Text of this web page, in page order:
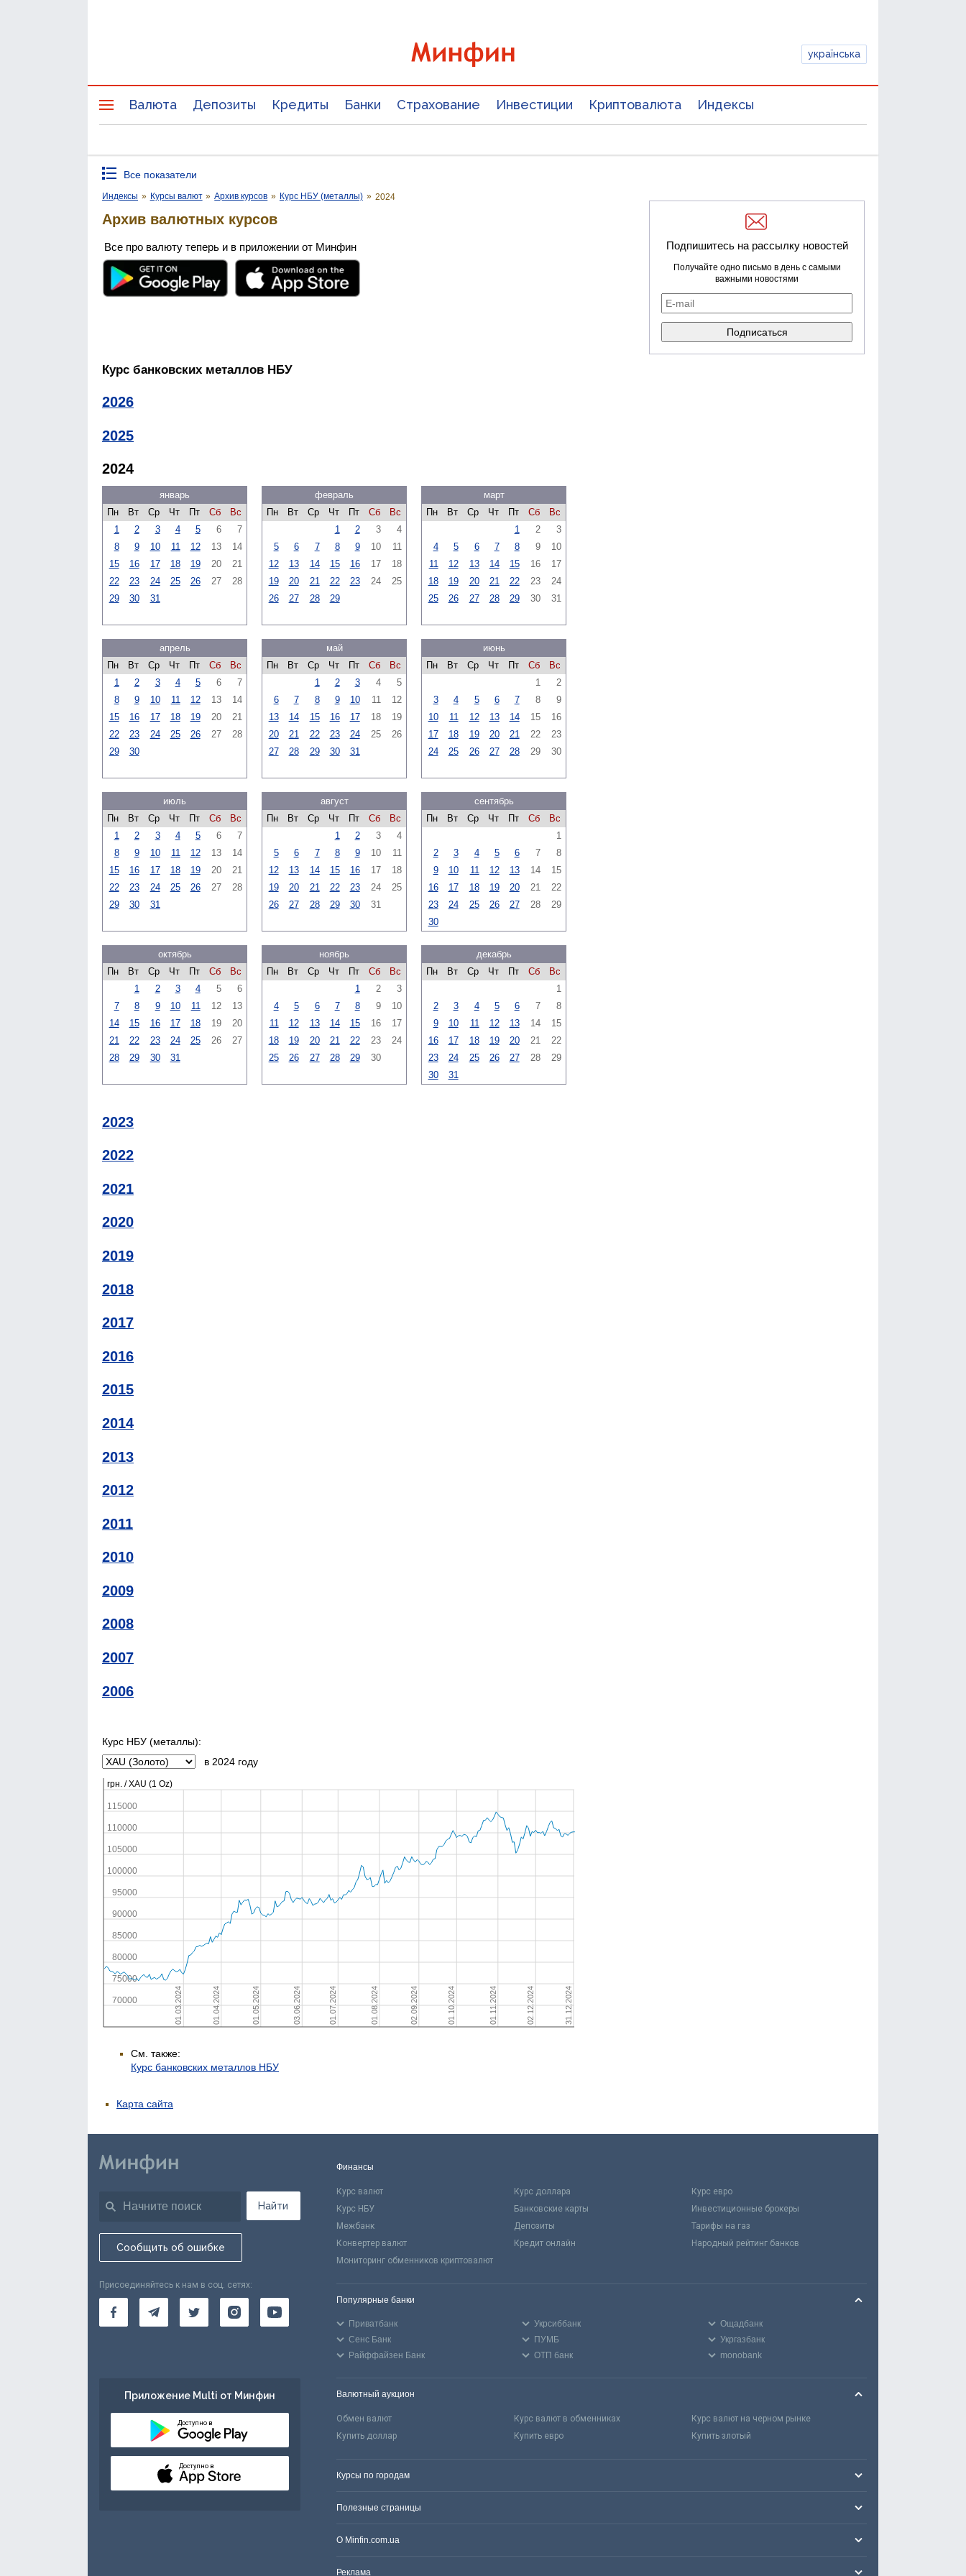
українська
Валюта Депозиты Кредиты Банки Страхование Инвестиции Криптовалюта Индексы
Все показатели
Индексы » Курсы валют » Архив курсов » Курс НБУ (металлы) » 2024
Архив валютных курсов
Все про валюту теперь и в приложении от Минфин
Курс банковских металлов НБУ
2026
2025
2024
январь
Пн
Вт Ср Чт Пт Сб
Вс
1
2 3 4 5 6
7
8
9 10 11 12 13
14
15
16 17 18 19 20
21
22
23 24 25 26 27
28
29
30 31
февраль
Пн
Вт Ср Чт Пт Сб
Вс
1
2 3
4
5
6 7 8 9 10
11
12
13 14 15 16 17
18
19
20 21 22 23 24
25
26
27 28 29
март
Пн
Вт Ср Чт Пт Сб
Вс
1
2
3
4
5 6 7 8 9
10
11
12 13 14 15 16
17
18
19 20 21 22 23
24
25
26 27 28 29 30 31
апрель
Пн
Вт Ср Чт Пт Сб
Вс
1
2 3 4 5 6
7
8
9 10 11 12 13
14
15
16 17 18 19 20
21
22
23 24 25 26 27
28
29
30
май
Пн
Вт Ср Чт Пт Сб
Вс
1
2 3 4
5
6
7 8 9 10 11
12
13
14 15 16 17 18
19
20
21 22 23 24 25
26
27
28 29 30 31
июнь
Пн
Вт Ср Чт Пт Сб
Вс
1
2
3
4 5 6 7 8
9
10
11 12 13 14 15
16
17
18 19 20 21 22
23
24
25 26 27 28 29 30
июль
Пн
Вт Ср Чт Пт Сб
Вс
1
2 3 4 5 6
7
8
9 10 11 12 13
14
15
16 17 18 19 20
21
22
23 24 25 26 27
28
29
30 31
август
Пн
Вт Ср Чт Пт Сб
Вс
1
2 3
4
5
6 7 8 9 10
11
12
13 14 15 16 17
18
19
20 21 22 23 24
25
26
27 28 29 30 31
сентябрь
Пн
Вт Ср Чт Пт Сб
Вс
1
2
3 4 5 6 7
8
9
10 11 12 13 14
15
16
17 18 19 20 21
22
23
24 25 26 27 28
29
30
октябрь
Пн
Вт Ср Чт Пт Сб
Вс
1
2 3 4 5
6
7
8 9 10 11 12
13
14
15 16 17 18 19
20
21
22 23 24 25 26
27
28
29 30 31
ноябрь
Пн
Вт Ср Чт Пт Сб
Вс
1
2
3
4
5 6 7 8 9
10
11
12 13 14 15 16
17
18
19 20 21 22 23
24
25
26 27 28 29 30
декабрь
Пн
Вт Ср Чт Пт Сб
Вс
1
2
3 4 5 6 7
8
9
10 11 12 13 14
15
16
17 18 19 20 21
22
23
24 25 26 27 28
29
30
31
2023
2022
2021
2020
2019
2018
2017
2016
2015
2014
2013
2012
2011
2010
2009
2008
2007
2006
Курс НБУ (металлы):
в 2024 году
См. также:
Курс банковских металлов НБУ
Подпишитесь на рассылку новостей
Получайте одно письмо в день с самыми
важными новостями
Карта сайта
Найти
Сообщить об ошибке
Присоединяйтесь к нам в соц. сетях:
Приложение Multi от Минфин
Доступно в
Доступно в
Финансы
Курс валют Курс доллара
Курс евро
Курс НБУ
Банковские карты
Инвестиционные брокеры
Межбанк
Депозиты
Тарифы на газ
Конвертер валют
Кредит онлайн
Народный рейтинг банков
Мониторинг обменников криптовалют
Популярные банки
Приватбанк Укрсиббанк
Ощадбанк
Сенс Банк
ПУМБ
Укргазбанк
Райффайзен Банк
ОТП банк monobank
Валютный аукцион
Обмен валют Курс валют в обменниках
Курс валют на черном рынке
Купить доллар
Купить евро Купить злотый
Курсы по городам
Полезные страницы
О Minfin.com.ua
Реклама